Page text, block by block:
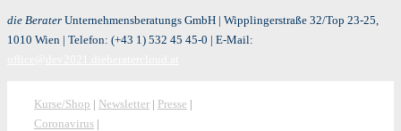
die Berater Unternehmensberatungs GmbH | Wipplingerstraße 32/Top 23-25,
1010 Wien | Telefon: (+43 1) 532 45 45-0 | E-Mail:
Kurse/Shop | Newsletter | Presse |
Coronavirus |